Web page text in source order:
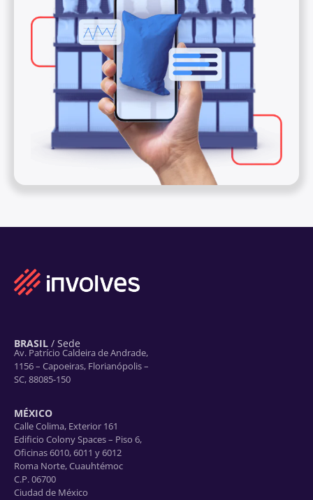
BRASIL / Sede
Av. Patrício Caldeira de Andrade,
1156 – Capoeiras, Florianópolis –
SC, 88085-150
MÉXICO
Calle Colima, Exterior 161
Edificio Colony Spaces – Piso 6,
Oficinas 6010, 6011 y 6012
Roma Norte, Cuauhtémoc
C.P. 06700
Ciudad de México